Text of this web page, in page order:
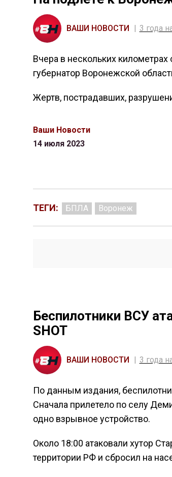
ВАШИ НОВОСТИ 3 года
Вчера в нескольких
губернатор Воронежской
Жертв, пострадавших,
Ваши Новости
14 июля 2023
ТЕГИ: БПЛА Воронеж
Беспилотники ВСУ
SHOT
ВАШИ НОВОСТИ 3 года
По данным издания,
Сначала прилетело по селу
одно взрывное устройство.
Около 18:00 атаковали хутор
территории РФ и сбросил на